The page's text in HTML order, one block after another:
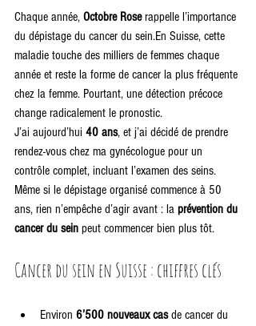
Chaque année, Octobre Rose rappelle l’importance
du dépistage du cancer du sein.En Suisse, cette
maladie touche des milliers de femmes chaque
année et reste la forme de cancer la plus fréquente
chez la femme. Pourtant, une détection précoce
change radicalement le pronostic.
J’ai aujourd’hui 40 ans, et j’ai décidé de prendre
rendez-vous chez ma gynécologue pour un
contrôle complet, incluant l’examen des seins.
Même si le dépistage organisé commence à 50
ans, rien n’empêche d’agir avant : la prévention du
cancer du sein peut commencer bien plus tôt.
Cancer du sein en Suisse : chiffres clés
Environ 6’500 nouveaux cas de cancer du